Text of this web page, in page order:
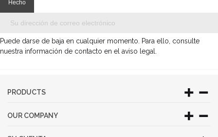
Puede darse de baja en cualquier momento. Para ello, consulte
nuestra información de contacto en el aviso legal.
PRODUCTS
OUR COMPANY